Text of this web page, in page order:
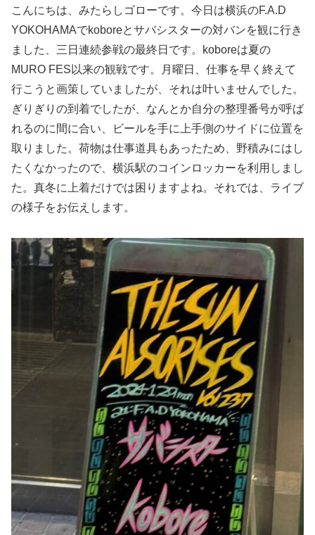
こんにちは、みたらしゴローです。今日は横浜のF.A.D
YOKOHAMAでkoboreとサバシスターの対バンを観に行き
ました、三日連続参戦の最終日です。koboreは夏の
MURO FES以来の観戦です。月曜日、仕事を早く終えて
行こうと画策していましたが、それは叶いませんでした。
ぎりぎりの到着でしたが、なんとか自分の整理番号が呼ば
れるのに間に合い、ビールを手に上手側のサイドに位置を
取りました。荷物は仕事道具もあったため、野積みにはし
たくなかったので、横浜駅のコインロッカーを利用しまし
た。真冬に上着だけでは困りますよね。それでは、ライブ
の様子をお伝えします。